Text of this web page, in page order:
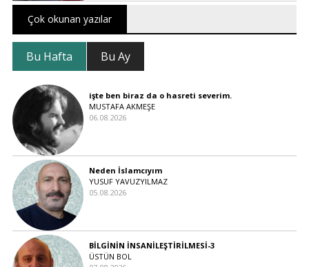
Çok okunan yazılar
Bu Hafta Bu Ay
işte ben biraz da o hasreti severim.
MUSTAFA AKMEŞE
06.08.2026
Neden İslamcıyım
YUSUF YAVUZYILMAZ
05.08.2026
BİLGİNİN İNSANİLEŞTİRİLMESİ-3
ÜSTÜN BOL